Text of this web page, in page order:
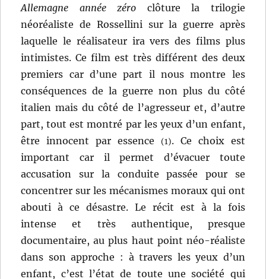
Allemagne année zéro clôture la trilogie
néoréaliste de Rossellini sur la guerre après
laquelle le réalisateur ira vers des films plus
intimistes. Ce film est très différent des deux
premiers car d’une part il nous montre les
conséquences de la guerre non plus du côté
italien mais du côté de l’agresseur et, d’autre
part, tout est montré par les yeux d’un enfant,
être innocent par essence
(1). Ce choix est
important car il permet d’évacuer toute
accusation sur la conduite passée pour se
concentrer sur les mécanismes moraux qui ont
abouti à ce désastre. Le récit est à la fois
intense et très authentique, presque
documentaire, au plus haut point néo-réaliste
dans son approche : à travers les yeux d’un
enfant, c’est l’état de toute une société qui